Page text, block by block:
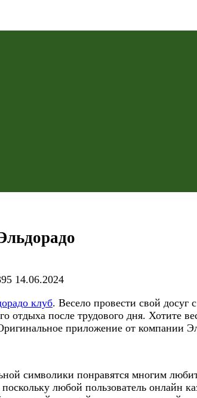
14.06.2024
клуб. Весело провести свой досуг
отдыха после трудового дня. Хотите
приложение от компании
символики понравятся многим
любой пользователь онлайн